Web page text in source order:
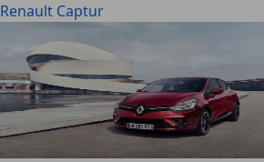
Renault Captur